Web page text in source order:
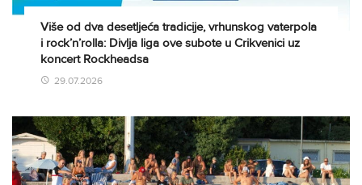
Više od dva desetljeća tradicije, vrhunskog vaterpola
i rock’n’rolla: Divlja liga ove subote u Crikvenici uz
koncert Rockheadsa
29.07.2026